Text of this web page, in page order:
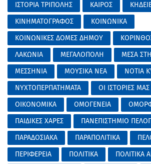
ΙΣΤΟΡΙΑ ΤΡΙΠΟΛΗΣ
ΚΑΙΡΟΣ
ΚΙΝΗΜΑΤΟΓΡΑΦΟΣ
ΚΟΙΝΩΝΙΚΑ
ΚΟΙΝΩΝΙΚΕΣ ΔΟΜΕΣ ΔΗΜΟΥ
ΛΑΚΩΝΙΑ
ΜΕΓΑΛΟΠΟΛΗ
ΜΕΣΑ
ΜΕΣΣΗΝΙΑ
ΜΟΥΣΙΚΑ ΝΕΑ
ΝΟΤΙΑ
ΝΥΧΤΟΠΕΡΠΑΤΗΜΑΤΑ
ΟΙ ΙΣΤΟΡΙΕΣ ΜΑΣ
ΟΙΚΟΝΟΜΙΚΑ
ΟΜΟΓΕΝΕΙΑ
ΠΑΙΔΙΚΕΣ ΧΑΡΕΣ
ΠΑΝΕΠΙΣΤΗΜΙΟ
ΠΑΡΑΔΟΣΙΑΚΑ
ΠΑΡΑΠΟΛΙΤΙΚΑ
ΠΕΡΙΦΕΡΕΙΑ
ΠΟΛΙΤΙΚΑ
ΠΟΛΙΤΙΚΑ